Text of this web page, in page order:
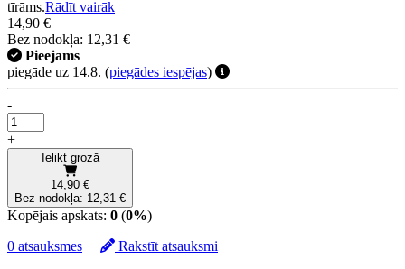
tīrāms.Rādīt vairāk
14,90 €
Bez nodokļa: 12,31 €
Pieejams
piegāde uz 14.8. (piegādes iespējas)
-
+
Ielikt grozā
14,90 €
Bez nodokļa: 12,31 €
Kopējais apskats: 0 (0%)
0 atsauksmes
Rakstīt atsauksmi